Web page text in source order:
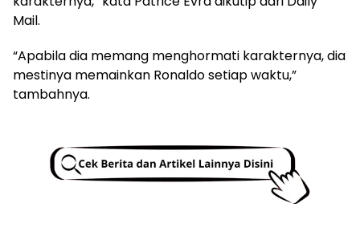
Mail.
“Apabila dia memang menghormati karakternya, dia
mestinya memainkan Ronaldo setiap waktu,”
tambahnya.